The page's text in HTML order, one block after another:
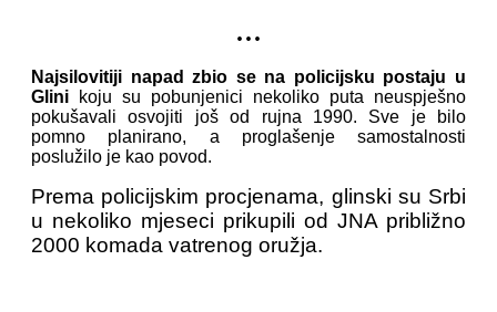
...
Najsilovitiji napad zbio se na policijsku postaju u
Glini koju su pobunjenici nekoliko puta neuspješno
pokušavali osvojiti još od rujna 1990. Sve je bilo
pomno planirano, a proglašenje samostalnosti
poslužilo je kao povod.
Prema policijskim procjenama, glinski su Srbi
u nekoliko mjeseci prikupili od JNA približno
2000 komada vatrenog oružja.